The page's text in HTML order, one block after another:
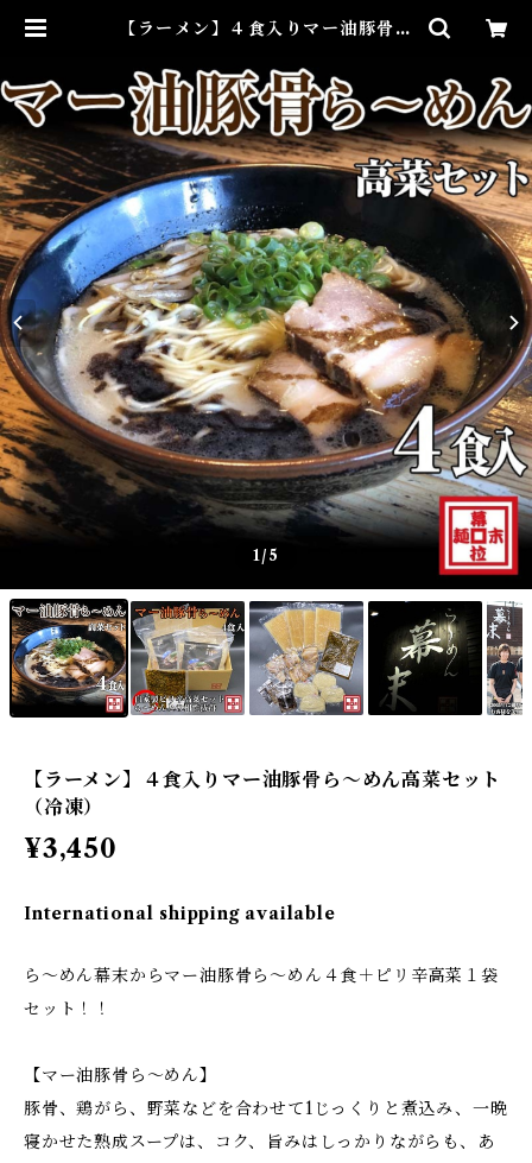
【ラーメン】４食入りマー油豚骨ら
ん幕末 - 豚骨ラーメン・和歌山ラー
メンのお取り寄せ通販
1/5
【ラーメン】４食入りマー油豚骨ら～めん高菜セット
（冷凍）
¥3,450
International shipping available
ら～めん幕末からマー油豚骨ら～めん４食＋ピリ辛高菜１袋
セット！！
【マー油豚骨ら～めん】
豚骨、鶏がら、野菜などを合わせて1じっくりと煮込み、一晩
寝かせた熟成スープは、コク、旨みはしっかりながらも、あ